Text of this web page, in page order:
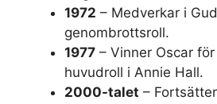
1972 – Medverkar i
genombrottsroll.
1977 – Vinner Oscar
huvudroll i Annie Hall.
2000-talet –